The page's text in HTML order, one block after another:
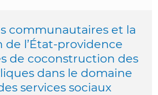
communautaires et la
l’État-providence
de coconstruction des
dans le domaine
services sociaux